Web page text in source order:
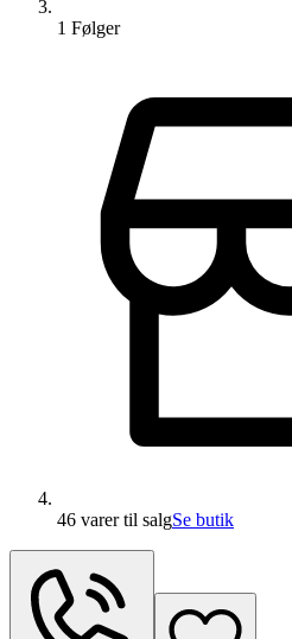
1 Følger
46 varertil salgSe butik